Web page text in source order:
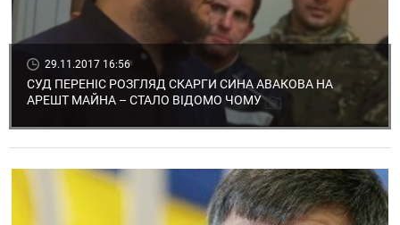
29.11.2017 16:56
СУД ПЕРЕНІС РОЗГЛЯД СКАРГИ СИНА АВАКОВА НА
АРЕШТ МАЙНА – СТАЛО ВІДОМО ЧОМУ